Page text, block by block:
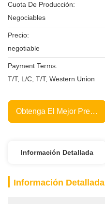
Cuota De Producción:
Negociables
Precio:
negotiable
Payment Terms:
T/T, L/C, T/T, Western Union
Obtenga El Mejor Precio
Información Detallada
Información Detallada